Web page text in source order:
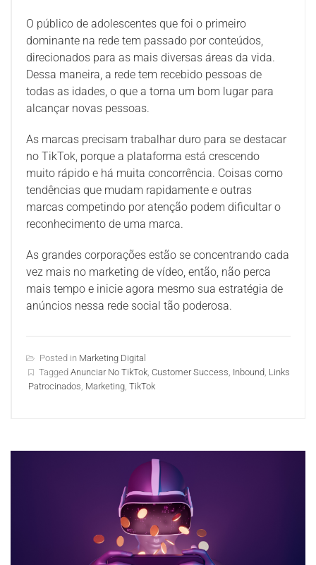
O público de adolescentes que foi o primeiro
dominante na rede tem passado por conteúdos,
direcionados para as mais diversas áreas da vida.
Dessa maneira, a rede tem recebido pessoas de
todas as idades, o que a torna um bom lugar para
alcançar novas pessoas.
As marcas precisam trabalhar duro para se destacar
no TikTok, porque a plataforma está crescendo
muito rápido e há muita concorrência. Coisas como
tendências que mudam rapidamente e outras
marcas competindo por atenção podem dificultar o
reconhecimento de uma marca.
As grandes corporações estão se concentrando cada
vez mais no marketing de vídeo, então, não perca
mais tempo e inicie agora mesmo sua estratégia de
anúncios nessa rede social tão poderosa.
Posted in Marketing Digital
Tagged Anunciar No TikTok Customer Success Inbound Links
Patrocinados Marketing TikTok